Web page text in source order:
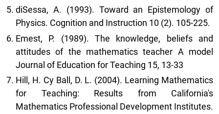
diSessa, A. (1993). Toward an Epistemology of
Physics. Cognition and Instruction 10 (2). 105-225.
Emest, P. (1989). The knowledge, beliefs and
attitudes of the mathematics teacher A model
Journal of Education for Teaching 15, 13-33
Hill, H. Cy Ball, D. L. (2004). Learning Mathematics
for Teaching: Results from California's
Mathematics Professional Development Institutes.